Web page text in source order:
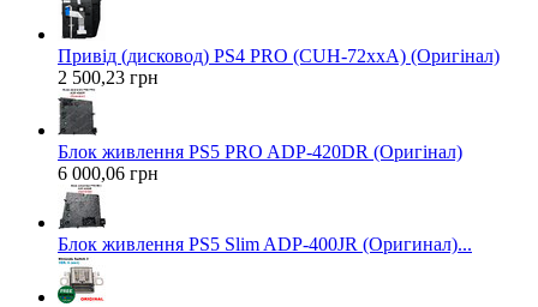
Привід (дисковод) PS4 PRO (CUH-72xxA) (Оригінал)
2 500,23 грн
Блок живлення PS5 PRO ADP-420DR (Оригінал)
6 000,06 грн
Блок живлення PS5 Slim ADP-400JR (Оригинал)...